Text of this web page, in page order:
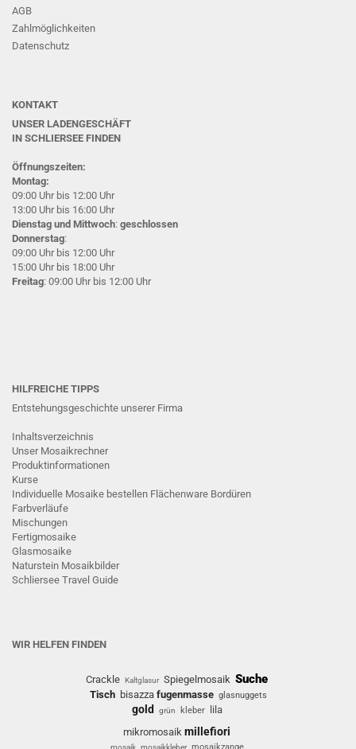
AGB
Zahlmöglichkeiten
Datenschutz
KONTAKT
UNSER LADENGESCHÄFT
IN SCHLIERSEE FINDEN
Öffnungszeiten:
Montag:
09:00 Uhr bis 12:00 Uhr
13:00 Uhr bis 16:00 Uhr
Dienstag und Mittwoch: geschlossen
Donnerstag:
09:00 Uhr bis 12:00 Uhr
15:00 Uhr bis 18:00 Uhr
Freitag: 09:00 Uhr bis 12:00 Uhr
HILFREICHE TIPPS
Entstehungsgeschichte unserer Firma
Inhaltsverzeichnis
Unser Mosaikrechner
Produktinformationen
Kurse
Individuelle Mosaike bestellen Flächenware Bordüren
Farbverläufe
Mischungen
Fertigmosaike
G lasmosaike
Naturstein Mosaikbilder
Schliersee Travel Guide
WIR HELFEN FINDEN
Crackle Kaltglasur Spiegelmosaik Suche
Tisch bisazza fugenmasse glasnuggets
gold grün kleber
lila
mikromosaik millefiori
mosaik mosaikkleber